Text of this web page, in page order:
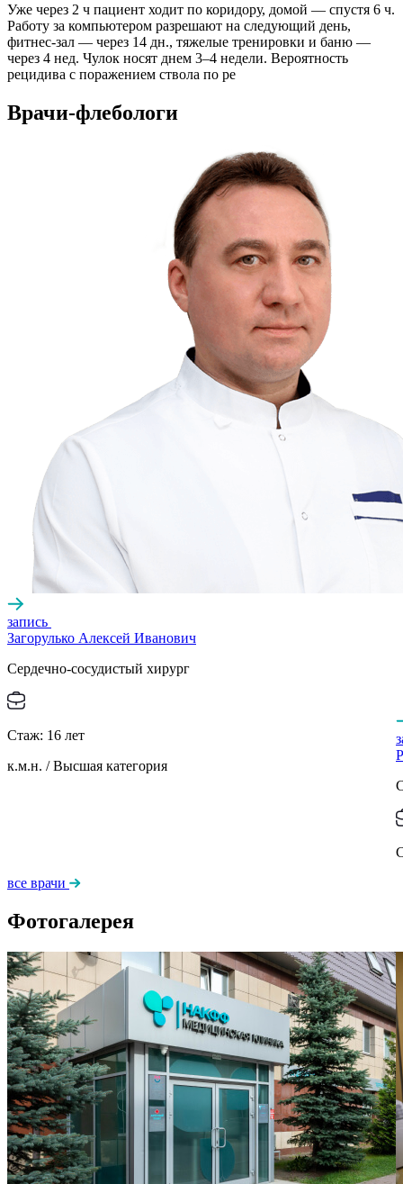
Уже через 2 ч пациент ходит по коридору, домой — спустя 6 ч.
Работу за компьютером разрешают на следующий день,
фитнес-зал — через 14 дн., тяжелые тренировки и баню —
через 4 нед. Чулок носят днем 3–4 недели. Вероятность
рецидива с поражением ствола по ре
Врачи-флебологи
запись
Загорулько Алексей Иванович
Сердечно-сосудистый хирург
Стаж: 16 лет
к.м.н. / Высшая категория
все врачи
Фотогалерея